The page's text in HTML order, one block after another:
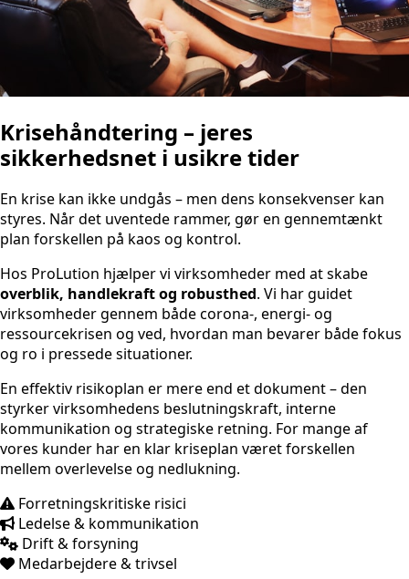
Krisehåndtering – jeres
sikkerhedsnet i usikre tider
En krise kan ikke undgås – men dens konsekvenser kan
styres. Når det uventede rammer, gør en gennemtænkt
plan forskellen på kaos og kontrol.
Hos ProLution hjælper vi virksomheder med at skabe
overblik, handlekraft og robusthed. Vi har guidet
virksomheder gennem både corona-, energi- og
ressourcekrisen og ved, hvordan man bevarer både fokus
og ro i pressede situationer.
En effektiv risikoplan er mere end et dokument – den
styrker virksomhedens beslutningskraft, interne
kommunikation og strategiske retning. For mange af
vores kunder har en klar kriseplan været forskellen
mellem overlevelse og nedlukning.
Forretningskritiske risici
Ledelse & kommunikation
Drift & forsyning
Medarbejdere & trivsel